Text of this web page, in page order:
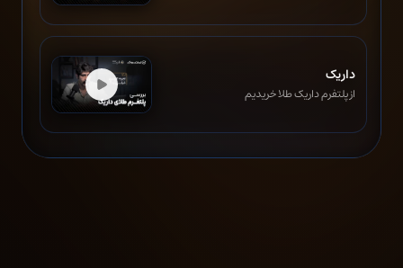
داریک
از پلتفرم داریک طلا خریدیم